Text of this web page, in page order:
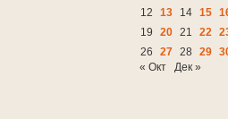
12
13 14 15
19
20 21 22
26
27 28 29
« Окт
Дек »